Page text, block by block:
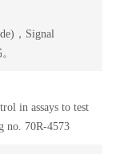
，Signal
in assays to test
no. 70R-4573